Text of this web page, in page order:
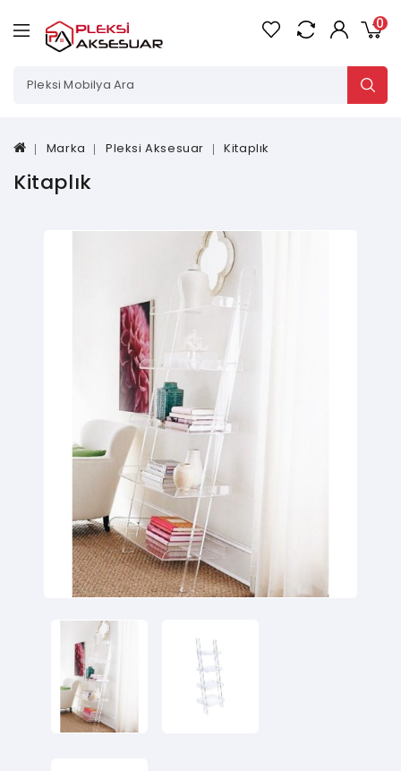
0
Marka Pleksi Aksesuar Kitaplık
Kitaplık